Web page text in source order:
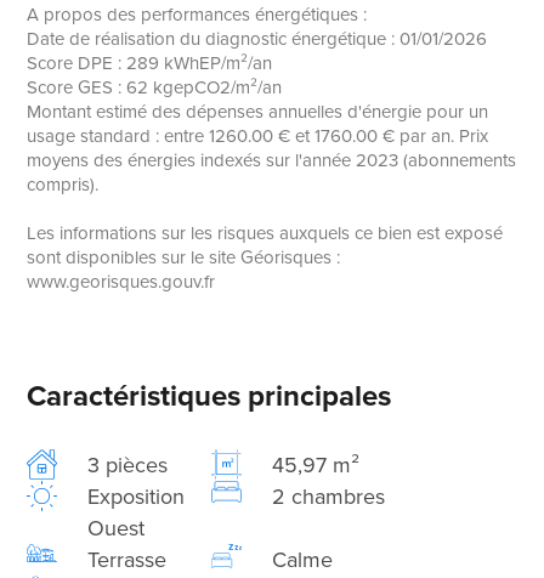
A propos des performances énergétiques :
Date de réalisation du diagnostic énergétique : 01/01/2026
Score DPE : 289 kWhEP/m²/an
Score GES : 62 kgepCO2/m²/an
Montant estimé des dépenses annuelles d'énergie pour un
usage standard : entre 1260.00 € et 1760.00 € par an. Prix
moyens des énergies indexés sur l'année 2023 (abonnements
compris).
Les informations sur les risques auxquels ce bien est exposé
sont disponibles sur le site Géorisques :
www.georisques.gouv.fr
Caractéristiques principales
3 pièces
45,97 m²
Exposition
Ouest
2 chambres
Terrasse
Calme